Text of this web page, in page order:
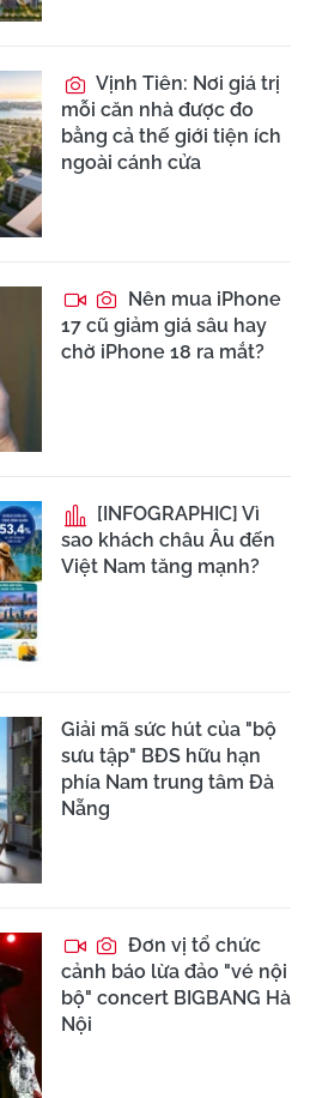
Vịnh Tiên: Nơi giá trị
mỗi căn nhà được đo
bằng cả thế giới tiện ích
ngoài cánh cửa
Nên mua iPhone
17 cũ giảm giá sâu hay
chờ iPhone 18 ra mắt?
[INFOGRAPHIC] Vì
sao khách châu Âu đến
Việt Nam tăng mạnh?
Giải mã sức hút của "bộ
sưu tập" BĐS hữu hạn
phía Nam trung tâm Đà
Nẵng
Đơn vị tổ chức
cảnh báo lừa đảo "vé nội
bộ" concert BIGBANG Hà
Nội